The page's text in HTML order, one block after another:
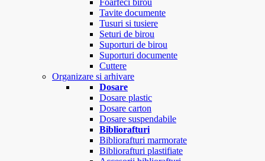
Foarfeci birou
Tavite documente
Tusuri si tusiere
Seturi de birou
Suporturi de birou
Suporturi documente
Cuttere
Organizare si arhivare
Dosare
Dosare plastic
Dosare carton
Dosare suspendabile
Bibliorafturi
Bibliorafturi marmorate
Bibliorafturi plastifiate